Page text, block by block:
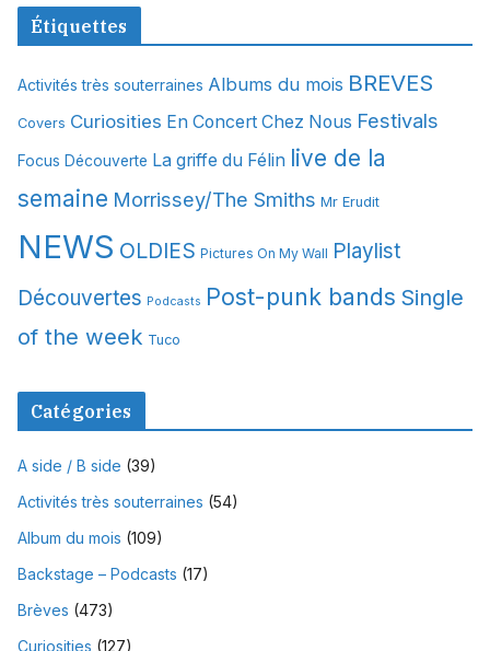
c
v
e
Étiquettes
Activités très souterraines Albums du mois BREVES
Covers Curiosities En Concert Chez Nous Festivals
Focus Découverte La griffe du Félin live de la
semaine Morrissey/The Smiths Mr Erudit
NEWS OLDIES Pictures On My Wall Playlist
Découvertes Podcasts Post-punk bands Single
of the week Tuco
Catégories
A side / B side (39)
Activités très souterraines (54)
Album du mois (109)
Backstage – Podcasts (17)
Brèves (473)
Curiosities (127)